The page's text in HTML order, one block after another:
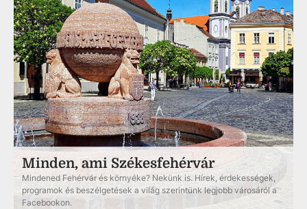
Minden, ami Székesfehérvár
Mindened Fehérvár és környéke? Nekünk is. Hírek, érdekességek,
programok és beszélgetések a világ szerintünk legjobb városáról a
Facebookon.